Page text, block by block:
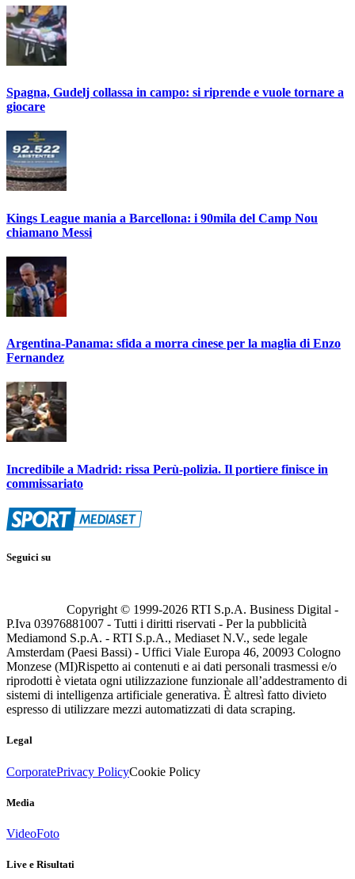
Spagna, Gudelj collassa in campo: si riprende e vuole tornare a
giocare
Kings League mania a Barcellona: i 90mila del Camp Nou
chiamano Messi
Argentina-Panama: sfida a morra cinese per la maglia di Enzo
Fernandez
Incredibile a Madrid: rissa Perù-polizia. Il portiere finisce in
commissariato
Seguici su
Copyright © 1999-2026 RTI S.p.A. Business Digital -
P.Iva 03976881007 - Tutti i diritti riservati - Per la pubblicità
Mediamond S.p.A. - RTI S.p.A., Mediaset N.V., sede legale
Amsterdam (Paesi Bassi) - Uffici Viale Europa 46, 20093 Cologno
Monzese (MI)Rispetto ai contenuti e ai dati personali trasmessi e/o
riprodotti è vietata ogni utilizzazione funzionale all’addestramento di
sistemi di intelligenza artificiale generativa. È altresì fatto divieto
espresso di utilizzare mezzi automatizzati di data scraping.
Legal
CorporatePrivacy PolicyCookie Policy
Media
VideoFoto
Live e Risultati